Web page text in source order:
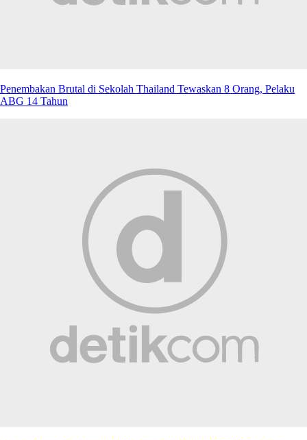
Penembakan Brutal di Sekolah Thailand Tewaskan 8 Orang, Pelaku
ABG 14 Tahun